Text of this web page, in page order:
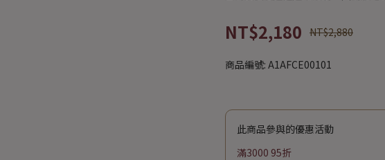
NT$2,180 NT$2,880
商品編號: A1AFCE00101
此商品參與的優惠活動
滿3000 95折